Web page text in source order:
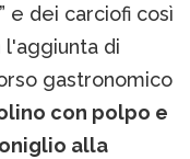
e dei carciofi così
l'aggiunta di
gastronomico
con polpo e
alla